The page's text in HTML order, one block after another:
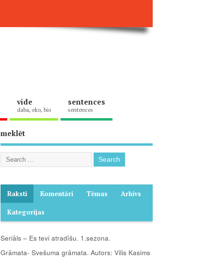
vide
daba, eko, bio
sentences
sentences
meklēt
Raksti Komentāri Tēmas Arhīvs
Kategorijas
Seriāls – Es tevi atradīšu. 1.sezona.
Grāmata- Svešuma grāmata. Autors: Vilis Kasims